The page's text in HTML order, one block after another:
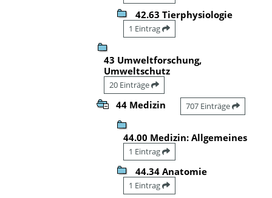
42.63 Tierphysiologie
1 Eintrag
43 Umweltforschung,
Umweltschutz
20 Einträge
44 Medizin 707 Einträge
44.00 Medizin: Allgemeines
1 Eintrag
44.34 Anatomie
1 Eintrag